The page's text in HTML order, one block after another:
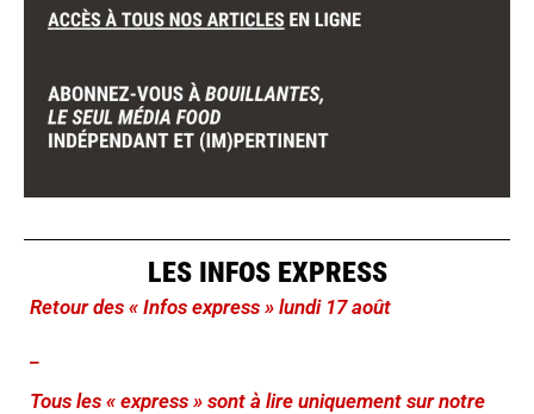
LES INFOS EXPRESS
Retour des « Infos express » lundi 17 août
Tous les « express » sont à lire uniquement sur notre